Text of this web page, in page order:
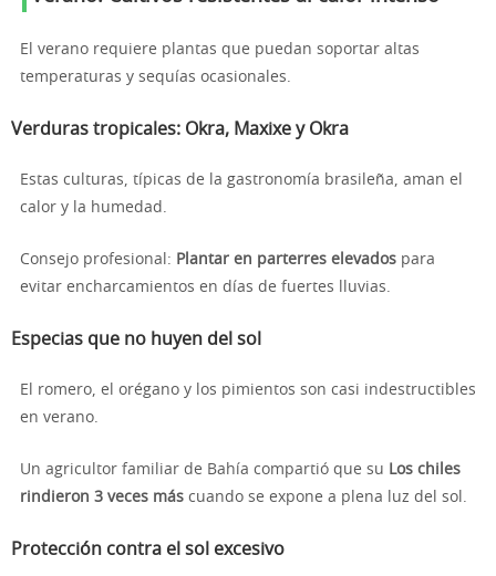
El verano requiere plantas que puedan soportar altas
temperaturas y sequías ocasionales.
Verduras tropicales: Okra, Maxixe y Okra
Estas culturas, típicas de la gastronomía brasileña, aman el
calor y la humedad.
Consejo profesional: Plantar en parterres elevados para
evitar encharcamientos en días de fuertes lluvias.
Especias que no huyen del sol
El romero, el orégano y los pimientos son casi indestructibles
en verano.
Un agricultor familiar de Bahía compartió que su Los chiles
rindieron 3 veces más cuando se expone a plena luz del sol.
Protección contra el sol excesivo